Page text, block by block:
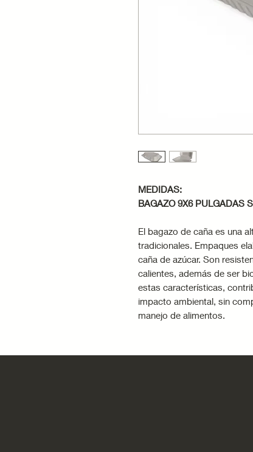
MEDIDAS:
BAGAZO 9X6 PULGADAS
El bagazo de caña es una
tradicionales. Empaques
caña de azúcar. Son
calientes, además de ser
estas características,
impacto ambiental, sin
manejo de alimentos.